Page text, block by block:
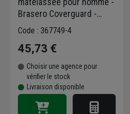
Brasero Coverguard -
Couleur noir - Taille 2XL
Code : 367749-4
45,73 €
Choisir une agence pour
vérifier le stock
Livraison disponible